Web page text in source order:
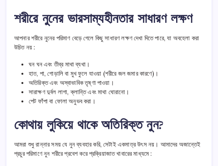
শরীরে নুনের ভারসাম্যহীনতার সাধারণ লক্ষণ
আপনার শরীরে নুনের পরিমাণ বেড়ে গেলে কিছু সাধারণ লক্ষণ দেখা দিতে পারে, যা অবহেলা করা
উচিত নয় :
ঘন ঘন এবং তীব্র মাথা ব্যথা।
হাত, পা, গোড়ালি বা মুখ ফুলে যাওয়া (শরীরে জল জমার কারণে)।
অতিরিক্ত এবং অস্বাভাবিক তৃষ্ণা পাওয়া।
সারাক্ষণ দুর্বল লাগা, ক্লান্তি এবং মাথা ঘোরানো।
পেট ফাঁপা বা ফোলা অনুভব করা।
কোথায় লুকিয়ে থাকে অতিরিক্ত নুন?
আমরা শুধু রান্নার সময় যে নুন ব্যবহার করি, সেটাই একমাত্র উৎস নয়। আমাদের অজান্তেই
প্রচুর পরিমাণে নুন শরীরে প্রবেশ করে প্রক্রিয়াজাত খাবারের মাধ্যমে :